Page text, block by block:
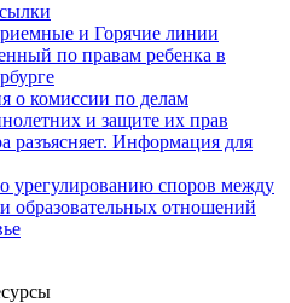
и Горячие линии
по правам ребенка в
о комиссии по делам
и защите их прав
разъясняет. Информация для
урегулированию споров между
образовательных отношений